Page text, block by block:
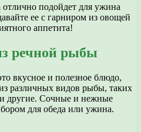
подойдет для ужина
ее с гарниром из овощей
аппетита!
речной рыбы
вкусное и полезное блюдо,
различных видов рыбы, таких
другие. Сочные и нежные
для обеда или ужина.